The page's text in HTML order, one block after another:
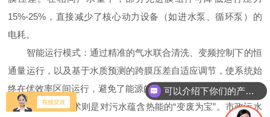
15%-25%，直接减少了核心动力设备（如进水泵、循环泵）的
电耗。
智能运行模式：通过精准的气水联合清洗、变频控制下的恒
通量运行，以及基于水质预测的跨膜压差自适应调节，使系统始
终在优效率区间运行，避免了能源的无效损耗。
余热回收技术则是对污水蕴含热能的“变废为宝”。市政污水
可以介绍下你们的产品么